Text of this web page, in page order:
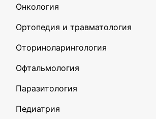
Онкология
Ортопедия и травматология
Оториноларингология
Офтальмология
Паразитология
Педиатрия